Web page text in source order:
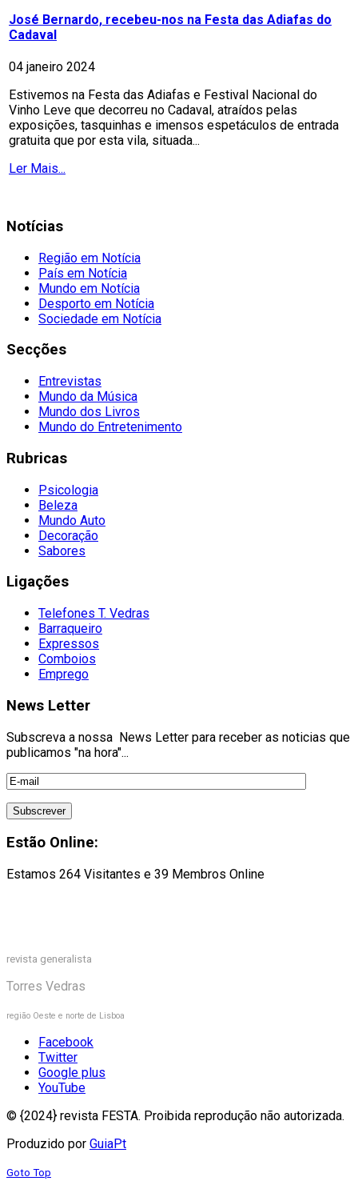
José Bernardo, recebeu-nos na Festa das Adiafas do
Cadaval
04 janeiro 2024
Estivemos na Festa das Adiafas e Festival Nacional do
Vinho Leve que decorreu no Cadaval, atraídos pelas
exposições, tasquinhas e imensos espetáculos de entrada
gratuita que por esta vila, situada...
Ler Mais...
Notícias
Região em Notícia
País em Notícia
Mundo em Notícia
Desporto em Notícia
Sociedade em Notícia
Secções
Entrevistas
Mundo da Música
Mundo dos Livros
Mundo do Entretenimento
Rubricas
Psicologia
Beleza
Mundo Auto
Decoração
Sabores
Ligações
Telefones T. Vedras
Barraqueiro
Expressos
Comboios
Emprego
News Letter
Subscreva a nossa News Letter para receber as noticias que
publicamos "na hora"...
Estão Online:
Estamos 264 Visitantes e 39 Membros Online
revista generalista
Torres Vedras
região Oeste e norte de Lisboa
Facebook
Twitter
Google plus
YouTube
© {2024} revista FESTA. Proibida reprodução não autorizada.
Produzido por GuiaPt
Goto Top